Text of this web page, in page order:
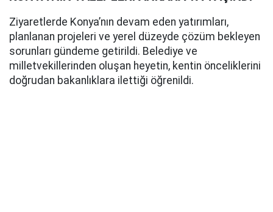
Ziyaretlerde Konya’nın devam eden yatırımları,
planlanan projeleri ve yerel düzeyde çözüm bekleyen
sorunları gündeme getirildi. Belediye ve
milletvekillerinden oluşan heyetin, kentin önceliklerini
doğrudan bakanlıklara ilettiği öğrenildi.